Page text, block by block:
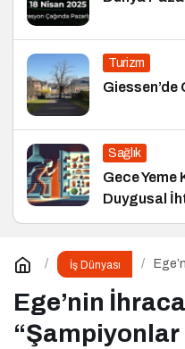
Turizm
Giessen’de
Sağlık
Gece Yeme
Duygusal
İş Dünyası
Ege’nin
“Şampiyonlar